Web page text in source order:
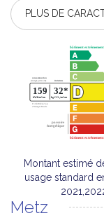
PLUS DE
Montant estimé
usage standard
Metz